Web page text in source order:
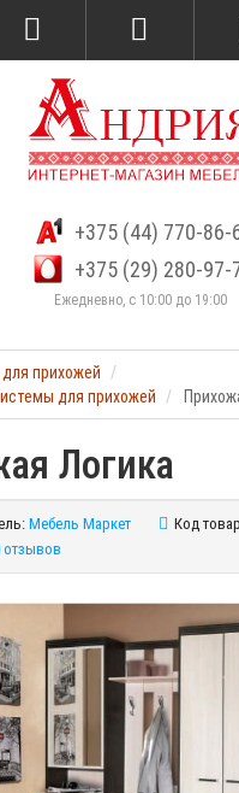
+375 (44) 770-86-
+375 (29) 280-97-
Ежедневно, с 10:00 до 19:00
прихожей
для прихожей
Логика
Мебель Маркет Код
отзывов